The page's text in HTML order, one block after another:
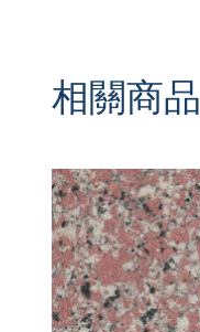
相關商品